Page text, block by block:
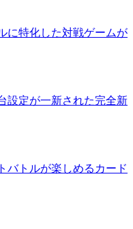
に特化した対戦ゲームが
設定が一新された完全新
バトルが楽しめるカード